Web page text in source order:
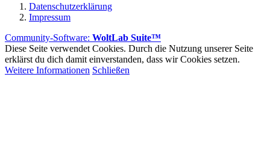
Datenschutzerklärung
Impressum
Community-Software: WoltLab Suite™
Diese Seite verwendet Cookies. Durch die Nutzung unserer Seite
erklärst du dich damit einverstanden, dass wir Cookies setzen.
Weitere Informationen Schließen